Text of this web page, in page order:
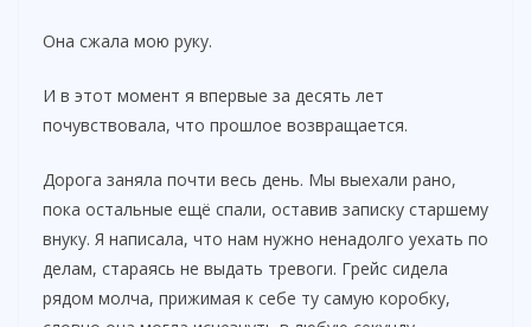
Она сжала мою руку.
И в этот момент я впервые за десять лет
почувствовала, что прошлое возвращается.
Дорога заняла почти весь день. Мы выехали рано,
пока остальные ещё спали, оставив записку старшему
внуку. Я написала, что нам нужно ненадолго уехать по
делам, стараясь не выдать тревоги. Грейс сидела
рядом молча, прижимая к себе ту самую коробку,